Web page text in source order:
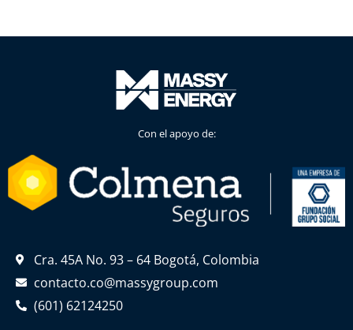
Con el apoyo de:
Cra. 45A No. 93 – 64 Bogotá, Colombia
contacto.co@massygroup.com
(601) 62124250